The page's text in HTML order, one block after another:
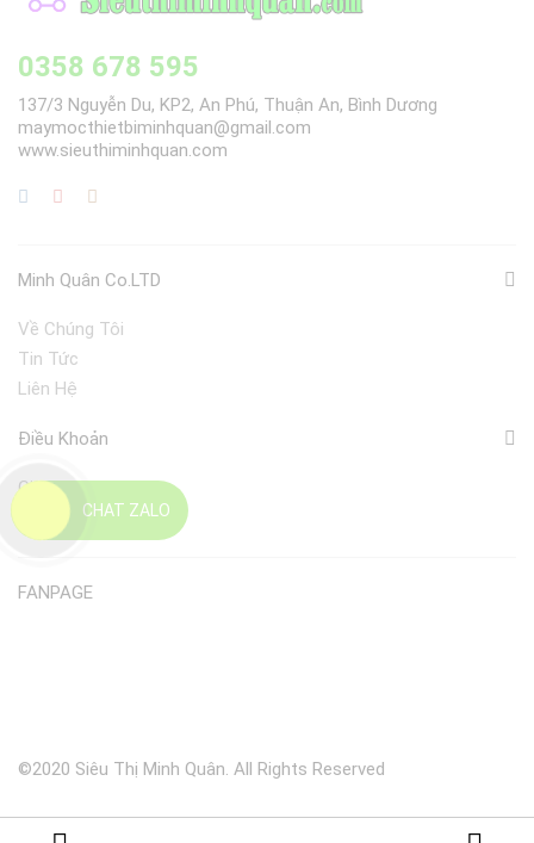
CHAT ZALO
0358 678 595
137/3 Nguyễn Du, KP2, An Phú, Thuận An, Bình Dương
maymocthietbiminhquan@gmail.com
www.sieuthiminhquan.com
Minh Quân Co.LTD
Về Chúng Tôi
Tin Tức
Liên Hệ
Điều Khoản
Giao Nhận
Đổi Trả
FANPAGE
©2020 Siêu Thị Minh Quân. All Rights Reserved